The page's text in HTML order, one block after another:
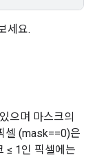
세요.
으며 마스크의
셀 (mask==0)은
≤ 1인 픽셀에는